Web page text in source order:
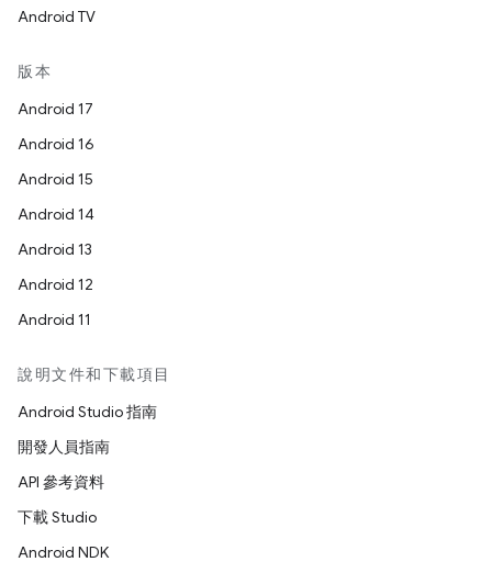
Android TV
版本
Android 17
Android 16
Android 15
Android 14
Android 13
Android 12
Android 11
說明文件和下載項目
Android Studio 指南
開發人員指南
API 參考資料
下載 Studio
Android NDK